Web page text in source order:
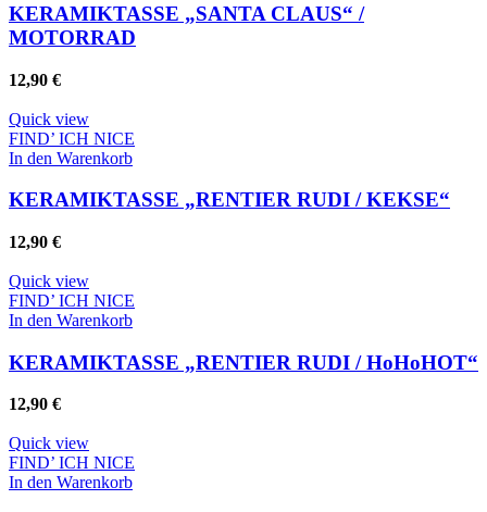
KERAMIKTASSE „SANTA CLAUS“ /
MOTORRAD
12,90 €
Quick view
FIND’ ICH NICE
In den Warenkorb
KERAMIKTASSE „RENTIER RUDI / KEKSE“
12,90 €
Quick view
FIND’ ICH NICE
In den Warenkorb
KERAMIKTASSE „RENTIER RUDI / HoHoHOT“
12,90 €
Quick view
FIND’ ICH NICE
In den Warenkorb